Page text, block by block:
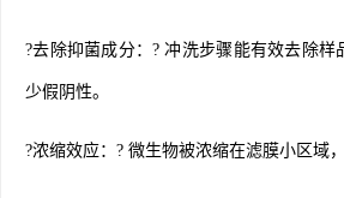
?去除抑菌成分：? 冲洗步骤能有效去除
少假阴性。
?浓缩效应：? 微生物被浓缩在滤膜小区域